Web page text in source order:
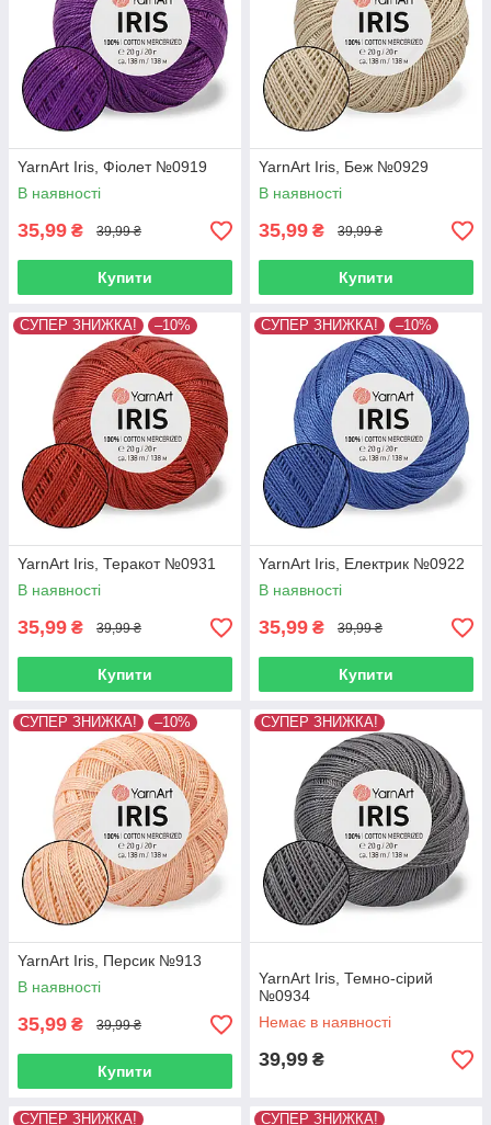
YarnArt Iris, Фіолет №0919
В наявності
35,99 ₴ 39,99 ₴
Купити
YarnArt Iris, Беж №0929
В наявності
35,99 ₴ 39,99 ₴
Купити
СУПЕР ЗНИЖКА! –10%
YarnArt Iris, Теракот №0931
В наявності
35,99 ₴ 39,99 ₴
Купити
СУПЕР ЗНИЖКА! –10%
YarnArt Iris, Електрик №0922
В наявності
35,99 ₴ 39,99 ₴
Купити
СУПЕР ЗНИЖКА! –10%
YarnArt Iris, Персик №913
В наявності
35,99 ₴ 39,99 ₴
Купити
СУПЕР ЗНИЖКА!
YarnArt Iris, Темно-сірий
№0934
Немає в наявності
39,99 ₴
СУПЕР ЗНИЖКА! СУПЕР ЗНИЖКА!